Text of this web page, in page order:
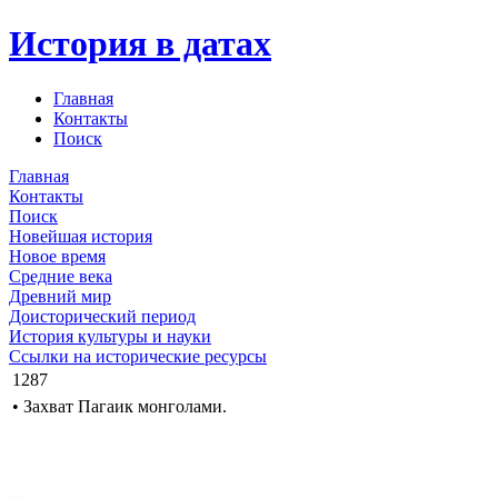
История в датах
Главная
Контакты
Поиск
Главная
Контакты
Поиск
Новейшая история
Новое время
Средние века
Древний мир
Доисторический период
История культуры и науки
Ссылки на исторические ресурсы
1287
• Захват Пагаик монголами.